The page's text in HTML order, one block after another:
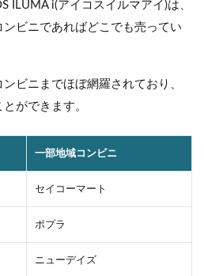
ILUMA i(アイコスイルマアイ)は、
ビニであればどこでも売ってい
ビニまでほぼ網羅されており、
ができます。
一部地域コンビニ
セイコーマート
ポプラ
ニューデイズ